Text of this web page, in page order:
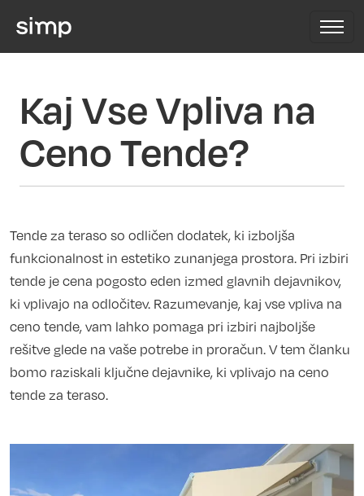
Kaj Vse Vpliva na
Ceno Tende?
Tende za teraso so odličen dodatek, ki izboljša
funkcionalnost in estetiko zunanjega prostora. Pri izbiri
tende je cena pogosto eden izmed glavnih dejavnikov,
ki vplivajo na odločitev. Razumevanje, kaj vse vpliva na
ceno tende, vam lahko pomaga pri izbiri najboljše
rešitve glede na vaše potrebe in proračun. V tem članku
bomo raziskali ključne dejavnike, ki vplivajo na ceno
tende za teraso.